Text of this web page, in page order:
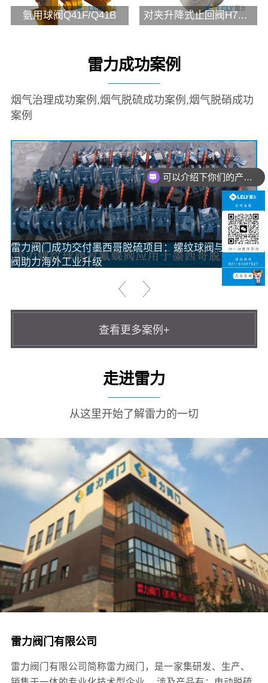
氨用球阀Q41F/Q41B 对夹升降式止回阀H71H/H71W型
雷力成功案例
烟气治理成功案例,烟气脱硫成功案例,烟气脱硝成功
案例
雷力气动切断球阀应用于全氢式罩式炉项目
查看更多案例+
走进雷力
从这里开始了解雷力的一切
雷力阀门有限公司
雷力阀门有限公司简称雷力阀门，是一家集研发、生产、
可以介绍下你们的产品么？